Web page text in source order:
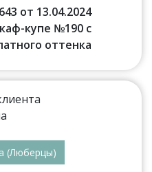
от 13.04.2024
купе №190 с
оттенка
(Люберцы)